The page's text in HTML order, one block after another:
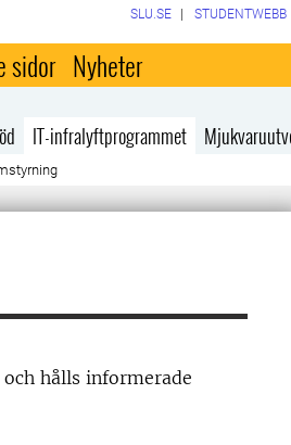
SLU.SE STUDENTWEBB
sidor Nyheter
IT-infralyftprogrammet
hålls informerade